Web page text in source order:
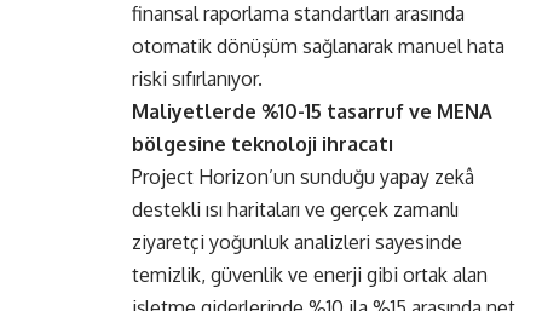
finansal raporlama standartları arasında
otomatik dönüşüm sağlanarak manuel hata
riski sıfırlanıyor.
Maliyetlerde %10-15 tasarruf ve MENA
bölgesine teknoloji ihracatı
Project Horizon’un sunduğu yapay zekâ
destekli ısı haritaları ve gerçek zamanlı
ziyaretçi yoğunluk analizleri sayesinde
temizlik, güvenlik ve enerji gibi ortak alan